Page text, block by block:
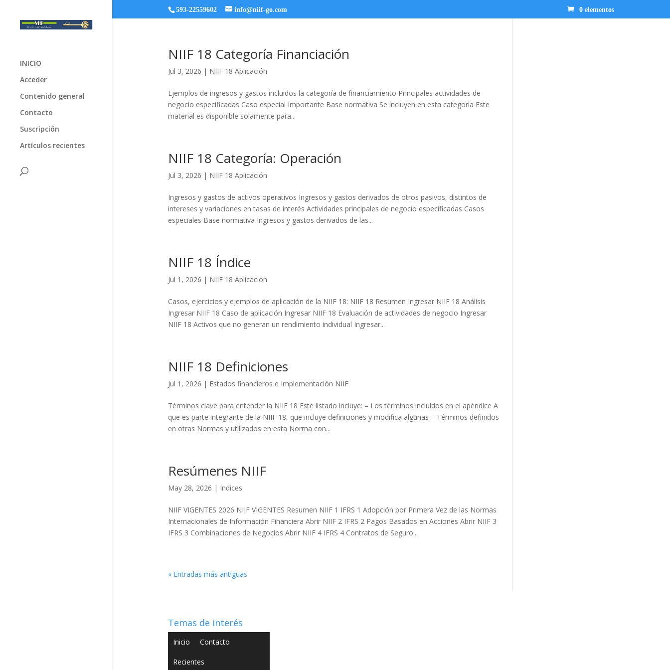
593-22559602 info@niif-go.com 0 elementos
INICIO
Acceder
Contenido general
Contacto
Suscripción
Artículos recientes
NIIF 18 Categoría Financiación
Jul 3, 2026 | NIIF 18 Aplicación
Ejemplos de ingresos y gastos incluidos la categoría de financiamiento Principales actividades de
negocio especificadas Caso especial Importante Base normativa Se incluyen en esta categoría Este
material es disponible solamente para...
NIIF 18 Categoría: Operación
Jul 3, 2026 | NIIF 18 Aplicación
Ingresos y gastos de activos operativos Ingresos y gastos derivados de otros pasivos, distintos de
intereses y variaciones en tasas de interés Actividades principales de negocio especificadas Casos
especiales Base normativa Ingresos y gastos derivados de las...
NIIF 18 Índice
Jul 1, 2026 | NIIF 18 Aplicación
Casos, ejercicios y ejemplos de aplicación de la NIIF 18: NIIF 18 Resumen Ingresar NIIF 18 Análisis
Ingresar NIIF 18 Caso de aplicación Ingresar NIIF 18 Evaluación de actividades de negocio Ingresar
NIIF 18 Activos que no generan un rendimiento individual Ingresar...
NIIF 18 Definiciones
Jul 1, 2026 | Estados financieros e Implementación NIIF
Términos clave para entender la NIIF 18 Este listado incluye: – Los términos incluidos en el apéndice A
que es parte integrante de la NIIF 18, que incluye definiciones y modifica algunas – Términos definidos
en otras Normas y utilizados en esta Norma con...
Resúmenes NIIF
May 28, 2026 | Indices
NIIF VIGENTES 2026 NIIF VIGENTES Resumen NIIF 1 IFRS 1 Adopción por Primera Vez de las Normas
Internacionales de Información Financiera Abrir NIIF 2 IFRS 2 Pagos Basados en Acciones Abrir NIIF 3
IFRS 3 Combinaciones de Negocios Abrir NIIF 4 IFRS 4 Contratos de Seguro...
« Entradas más antiguas
Temas de interés
Inicio Contacto
Recientes